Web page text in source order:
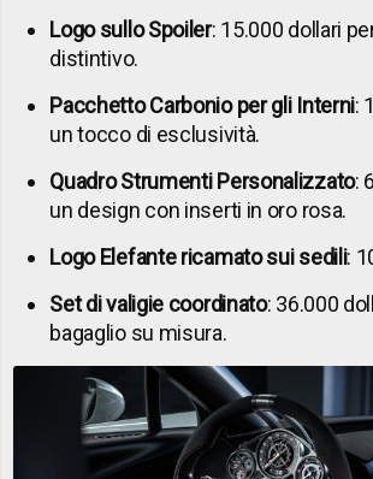
Logo sullo Spoiler: 15.000 dollari
distintivo.
Pacchetto Carbonio per gli Interni:
un tocco di esclusività.
Quadro Strumenti Personalizzato:
un design con inserti in oro rosa.
Logo Elefante ricamato sui sedili:
Set di valigie coordinato: 36.000
bagaglio su misura.